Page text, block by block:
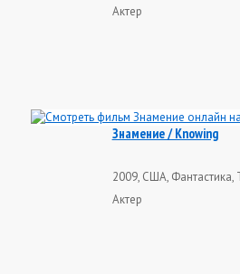
Актер
Знамение / Knowing
2009, США, Фантастика,
Актер